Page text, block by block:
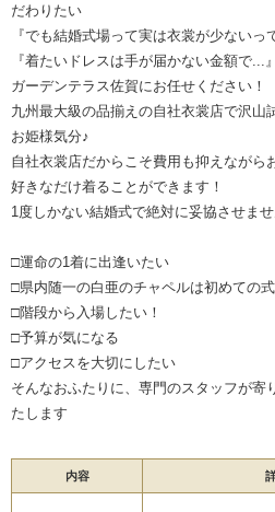
だわりたい
『でも結婚式場って実は衣裳が少ないっ
『着たいドレスは手が届かない金額で...』
ガーデンテラス佐賀にお任せください！
九州最大級の品揃えの自社衣裳店で沢山
お姫様気分♪
自社衣裳店だからこそ費用も抑えながら
好きなだけ着ることができます！
1度しかない結婚式で絶対に妥協させま
□運命の1着に出逢いたい
□県内随一の白亜のチャペルは初めての
□階段から入場したい！
□予算が気になる
□アクセスを大切にしたい
そんなおふたりに、専門のスタッフが寄
たします
内容